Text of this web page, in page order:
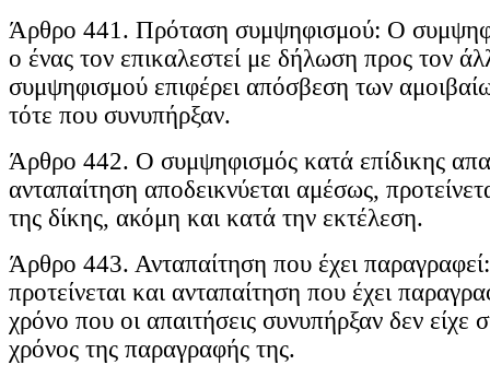
Άρθρο 441. Πρόταση συμψηφισμού: Ο
ο ένας τον επικαλεστεί με δήλωση προς τον
συμψηφισμού επιφέρει απόσβεση των
τότε που συνυπήρξαν.
Άρθρο 442. Ο συμψηφισμός κατά επίδικης
ανταπαίτηση αποδεικνύεται αμέσως,
της δίκης, ακόμη και κατά την εκτέλεση.
Άρθρο 443. Ανταπαίτηση που έχει
προτείνεται και ανταπαίτηση που έχει
χρόνο που οι απαιτήσεις συνυπήρξαν δεν είχε
χρόνος της παραγραφής της.